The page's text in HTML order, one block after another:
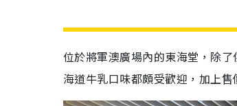
位於將軍澳廣場內的東海堂，除
海道牛乳口味都頗受歡迎，加上